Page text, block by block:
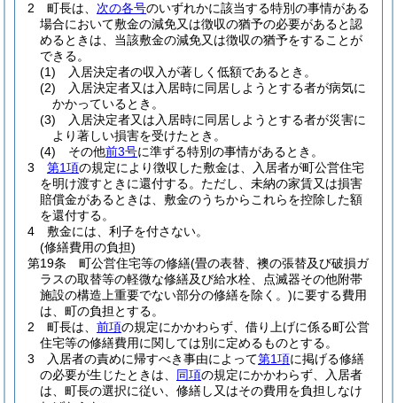
2
町長は、 次の各号のいずれかに該当する特別の事情がある
場合において敷金の減免又は徴収の猶予の必要があると認
めるときは、当該敷金の減免又は徴収の猶予をすることが
できる。
(1)
入居決定者の収入が著しく低額であるとき。
(2)
入居決定者又は入居時に同居しようとする者が病気に
かかっているとき。
(3)
入居決定者又は入居時に同居しようとする者が災害に
より著しい損害を受けたとき。
(4)
その他前3号に準ずる特別の事情があるとき。
3
第1項の規定により徴収した敷金は、入居者が町公営住宅
を明け渡すときに還付する。 ただし、未納の家賃又は損害
賠償金があるときは、敷金のうちからこれらを控除した額
を還付する。
4
敷金には、利子を付さない。
(修繕費用の負担)
第19条
町公営住宅等の修繕(畳の表替、襖の張替及び破損ガ
ラスの取替等の軽微な修繕及び給水栓、点滅器その他附帯
施設の構造上重要でない部分の修繕を除く。)に要する費用
は、町の負担とする。
2
町長は、 前項の規定にかかわらず、借り上げに係る町公営
住宅等の修繕費用に関しては別に定めるものとする。
3
入居者の責めに帰すべき事由によって第1項に掲げる修繕
の必要が生じたときは、 同項の規定にかかわらず、入居者
は、町長の選択に従い、修繕し又はその費用を負担しなけ